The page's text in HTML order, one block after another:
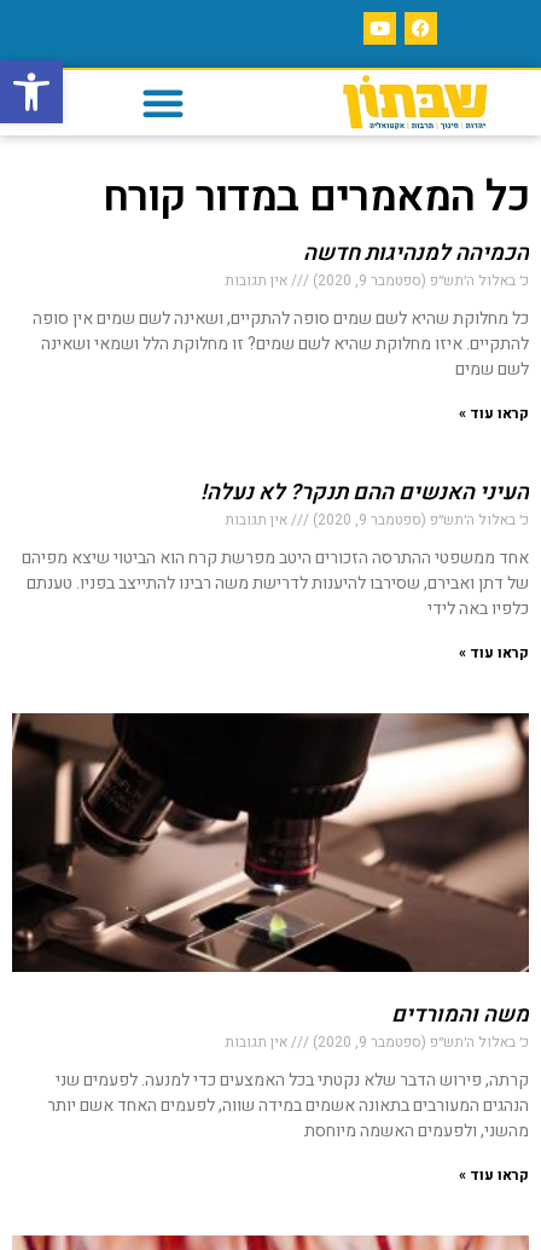
פתח
כל המאמרים במדור קורח
הכמיהה למנהיגות חדשה
כ׳ באלול ה׳תש״פ (ספטמבר 9, 2020) אין תגובות
כל מחלוקת שהיא לשם שמים סופה להתקיים, ושאינה לשם שמים אין סופה
להתקיים. איזו מחלוקת שהיא לשם שמים? זו מחלוקת הלל ושמאי ושאינה
לשם שמים
קראו עוד »
העיני האנשים ההם תנקר? לא נעלה!
כ׳ באלול ה׳תש״פ (ספטמבר 9, 2020) אין תגובות
אחד ממשפטי ההתרסה הזכורים היטב מפרשת קרח הוא הביטוי שיצא מפיהם
של דתן ואבירם, שסירבו להיענות לדרישת משה רבינו להתייצב בפניו. טענתם
כלפיו באה לידי
קראו עוד »
משה והמורדים
כ׳ באלול ה׳תש״פ (ספטמבר 9, 2020) אין תגובות
קרתה, פירוש הדבר שלא נקטתי בכל האמצעים כדי למנעה. לפעמים שני
הנהגים המעורבים בתאונה אשמים במידה שווה, לפעמים האחד אשם יותר
מהשני, ולפעמים האשמה מיוחסת
קראו עוד »